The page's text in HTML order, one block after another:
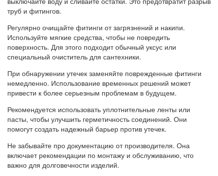
труб и фитингов.
Регулярно очищайте фитинги от загрязнений и накипи.
Используйте мягкие средства, чтобы не повредить
поверхность. Для этого подходит обычный уксус или
специальный очиститель для сантехники.
При обнаружении утечек заменяйте поврежденные фитинги
немедленно. Использование временных решений может
привести к более серьезным проблемам в будущем.
Рекомендуется использовать уплотнительные ленты или
пасты, чтобы улучшить герметичность соединений. Они
помогут создать надежный барьер против утечек.
Не забывайте про документацию от производителя. Она
включает рекомендации по монтажу и обслуживанию, что
важно для долговечности изделий.